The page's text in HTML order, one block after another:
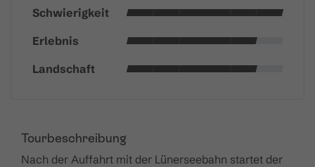
Schwierigkeit
Erlebnis
Landschaft
Tourbeschreibung
Nach der Auffahrt mit der Lünerseebahn startet der